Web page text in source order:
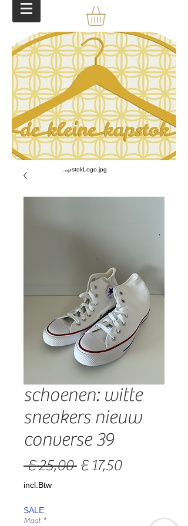
schoenen: witte
sneakers nieuw
converse 39
€ 25,00 Normale
€ 17,50
incl.Btw
SALE
Maat *